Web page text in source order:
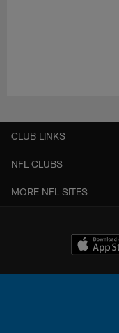
CLUB LINKS
NFL CLUBS
MORE NFL SITES